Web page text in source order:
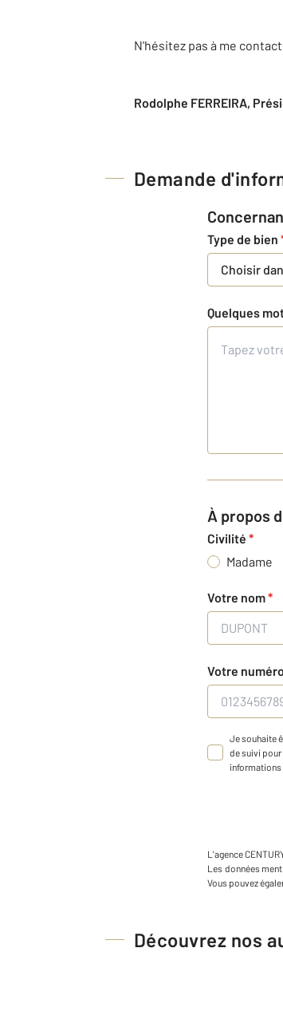
N'hésitez pas à me
Rodolphe FERREIRA,
Demande
Type de bien
Choisir
Quelques
À propos
Civilité *
Madame
Votre nom*
Votre
Je souhaite
de suivi pour
informations
L'agence
Les données
Vous pouvez
Découvrez nos